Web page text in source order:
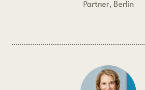
Partner, Berlin